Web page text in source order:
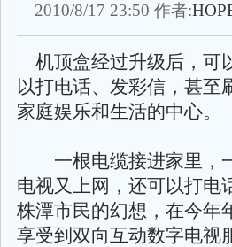
2010/8/17 23:50 作者:
机顶盒经过升级后，可
以打电话、发彩信，甚至
家庭娱乐和生活的中心。
一根电缆接进家里，
电视又上网，还可以打
株潭市民的幻想，在今年
享受到双向互动数字电视